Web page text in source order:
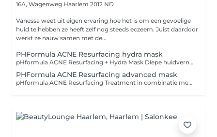
16A, Wagenweg Haarlem 2012 ND
Vanessa weet uit eigen ervaring hoe het is om een gevoelige
huid te hebben ze heeft zelf nog steeds eczeem. Juist daardoor
werkt ze nauw samen met de...
PHFormula ACNE Resurfacing hydra mask
pHformula ACNE Resurfacing + Hydra Mask Diepe huidvernieuwing en kalmerende hydratatie voor de acnegevoelige huid De pHformula ACNE Resurfacing Treatment is een doelgerichte, medische huidbehandeling ontwikkeld voor de onzuivere, vette of acnegevoelige huid. Dankzij een unieke combinatie van zuren (zoals salicylzuur en amandelzuur), antibacteriële ingrediënten en pH-gecontroleerde technologie, wordt de huid intensief gezuiverd, gekalmeerd en vernieuwd zonder overmatige irritatie. De behandeling wordt gecombineerd met het Hydra Mask, dat diep hydrateert, kalmeert en roodheid vermindert. Dit zorgt voor balans in de huid en bevordert het herstel na het peel-proces. Wat doet deze behandeling? Vermindert actieve ontstekingen en onzuiverheden Reguleert talgproductie en zuivert de poriën Verfijnt de huidstructuur en vermindert post-acne littekens Herstelt de vochtbalans en versterkt de huidbarrière Aanbevolen bij: Acne (jeugd- of volwassenacne) Verstopte poriën, mee-eters en ontstekingen Vette en onrustige huid Huid met restlittekens of oneffenheden na acne Duur: ± 60 minuten Resultaat: Een zuivere, matte en gekalmeerde huid met verfijnde poriën en minder roodheid Tip: Zeer geschikt als kuurbehandeling en te combineren met pHformula thuisproducten voor optimaal resultaat.
PHFormula ACNE Resurfacing advanced mask
pHformula ACNE Resurfacing Treatment in combinatie met het Advanced Mask voor een intensieve aanpak van acne en ontstekingen: pHformula ACNE Resurfacing + Advanced Mask Intensieve peeling en kalmerende huidherstelbehandeling voor actieve acne De ACNE Resurfacing Treatment van pHformula is speciaal ontwikkeld om de acnegevoelige, vette en ontstekingsgevoelige huid doelgericht te behandelen. Door gebruik te maken van gecontroleerde chemische resurfacing met onder andere salicylzuur, azelaïnezuur en amandelzuur, wordt de huid op een veilige en effectieve manier vernieuwd, met als doel het verminderen van puistjes, ontstekingen en restlittekens. De behandeling wordt afgesloten met het Advanced Recovery Mask, dat intensief kalmeert, roodheid vermindert en de huidbarrière versterkt. Hierdoor is deze behandeling niet alleen doeltreffend, maar ook comfortabel voor de gevoelige of reactieve huid. Wat doet deze behandeling? Vermindert actieve acne en ontstekingen Zuivert en verkleint poriën Verbetert de huidstructuur en voorkomt littekens Brengt de huid terug in balans en kalmeert zichtbaar Aanbevolen bij: Actieve acne (mild tot ernstig) Vette huid met verstopte poriën Restlittekens of rode vlekjes na acne Onrustige, reactieve huid Duur: ± 60 minuten Nazorg: Vermijd zon en gebruik aangepaste pHformula thuisverzorging Resultaat: Een schonere, gekalmeerde en zichtbaar verbeterde huid met minder onzuiverheden Tip: Voor optimaal resultaat wordt een behandelkuur in combinatie met pHformula thuisproducten sterk aangeraden.